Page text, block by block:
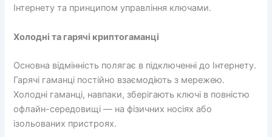
Інтернету та принципом управління ключами.
Холодні та гарячі криптогаманці
Основна відмінність полягає в підключенні до Інтернету.
Гарячі гаманці постійно взаємодіють з мережею.
Холодні гаманці, навпаки, зберігають ключі в повністю
офлайн-середовищі — на фізичних носіях або
ізольованих пристроях.